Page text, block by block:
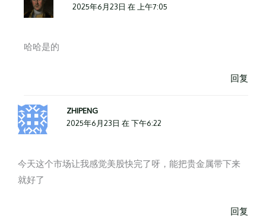
2025年6月23日 在 上午7:05
哈哈是的
回复
ZHIPENG
2025年6月23日 在 下午6:22
今天这个市场让我感觉美股快完了呀，能把贵金属带下来
就好了
回复